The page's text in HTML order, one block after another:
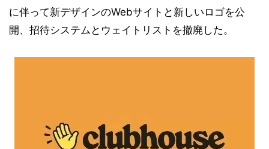
に伴って新デザインのWebサイトと新しいロゴを公
開、招待システムとウェイトリストを撤廃した。